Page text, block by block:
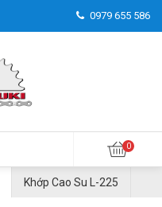
0979 655 586
Khớp Cao Su L-225